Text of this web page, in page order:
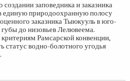
заповедника и заказника
единую природоохранную полосу
заказника Тыюкууль в юго-
до низовьев Лелювеема.
Рамсарской конвенции,
статус водно-болотного угодья